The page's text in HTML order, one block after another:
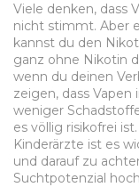
Viele denken, dass
nicht stimmt. Aber
kannst du den
ganz ohne Nikotin
wenn du deinen
zeigen, dass
weniger
es völlig risikofrei
Kinderärzte ist es
und darauf zu
Suchtpotenzial